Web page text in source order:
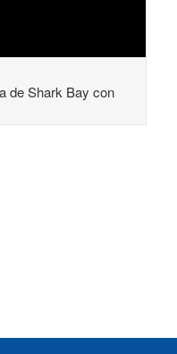
de Shark Bay con